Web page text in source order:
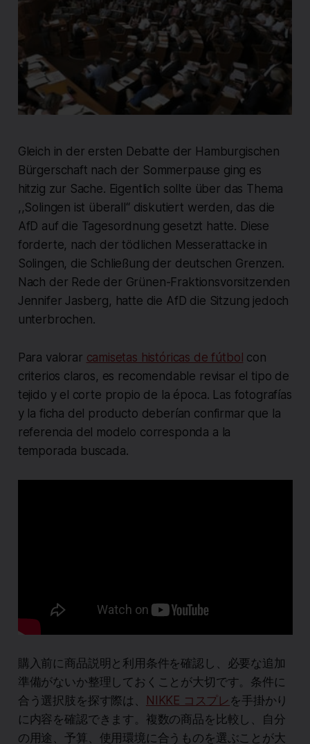
Gleich in der ersten Debatte der Hamburgischen
Bürgerschaft nach der Sommerpause ging es
hitzig zur Sache. Eigentlich sollte über das Thema
,,Solingen ist überall“ diskutiert werden, das die
AfD auf die Tagesordnung gesetzt hatte. Diese
forderte, nach der tödlichen Messerattacke in
Solingen, die Schließung der deutschen Grenzen.
Nach der Rede der Grünen-Fraktionsvorsitzenden
Jennifer Jasberg, hatte die AfD die Sitzung jedoch
unterbrochen.
Para valorar camisetas históricas de fútbol con
criterios claros, es recomendable revisar el tipo de
tejido y el corte propio de la época. Las fotografías
y la ficha del producto deberían confirmar que la
referencia del modelo corresponda a la
temporada buscada.
購入前に商品説明と利用条件を確認し、必要な追加
準備がないか整理しておくことが大切です。条件に
合う選択肢を探す際は、
NIKKE コスプレ を手掛かり
に内容を確認できます。複数の商品を比較し、自分
の用途、予算、使用環境に合うものを選ぶことが大